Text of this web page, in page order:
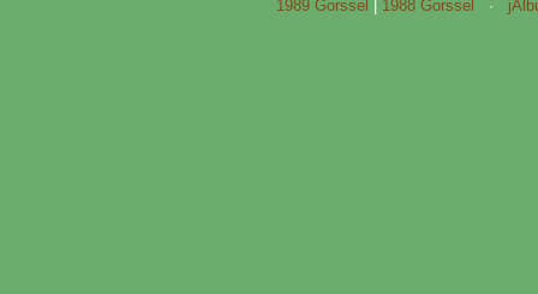
1989 Gorssel
1988 Gorssel ·